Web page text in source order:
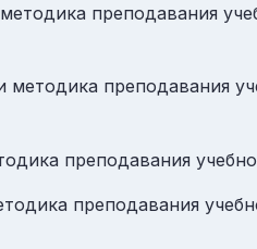
преподавания
методика преподавания
преподавания
преподавания